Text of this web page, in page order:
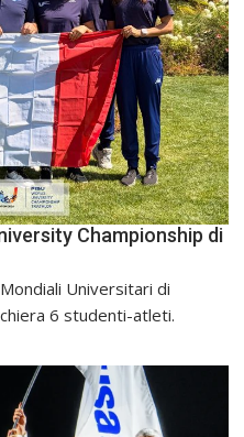
Championship di
Universitari di
6 studenti-atleti.